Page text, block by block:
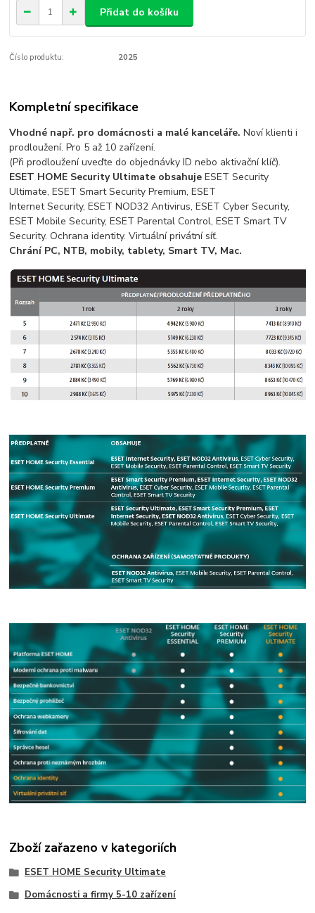
Přidat do košíku
Číslo produktu: 2025
Kompletní specifikace
Vhodné např. pro domácnosti a malé kanceláře. Noví klienti i
prodloužení. Pro 5 až 10 zařízení.
(Při prodloužení uveďte do objednávky ID nebo aktivační klíč).
ESET HOME Security Ultimate obsahuje ESET Security
Ultimate, ESET Smart Security Premium, ESET
Internet Security, ESET NOD32 Antivirus, ESET Cyber Security,
ESET Mobile Security, ESET Parental Control, ESET Smart TV
Security. Ochrana identity. Virtuální privátní síť.
Chrání PC, NTB, mobily, tablety, Smart TV, Mac.
Zboží zařazeno v kategoriích
ESET HOME Security Ultimate
Domácnosti a firmy 5-10 zařízení